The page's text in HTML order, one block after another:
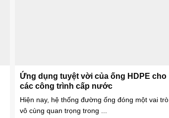
Ứng dụng tuyệt vời của ống HDPE cho
các công trình cấp nước
Hiện nay, hệ thống đường ống đóng một vai trò
vô cùng quan trọng trong ...